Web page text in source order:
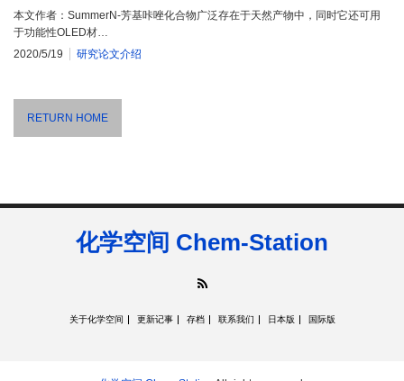
本文作者：SummerN-芳基咔唑化合物广泛存在于天然产物中，同时它还可用
于功能性OLED材…
2020/5/19
研究论文介绍
RETURN HOME
化学空间 Chem-Station
关于化学空间 更新记事 存档 联系我们 日本版 国际版